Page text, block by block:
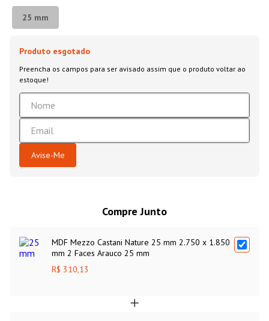
25 mm
Compre Junto
MDF Mezzo Castani Nature 25 mm 2.750 x 1.850
mm 2 Faces Arauco 25 mm
R$ 310,13